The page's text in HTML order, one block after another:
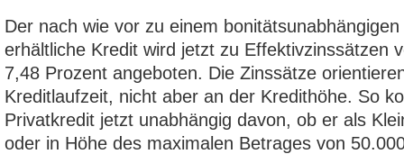
Der nach wie vor zu einem bonitätsunabhängigen
erhältliche Kredit wird jetzt zu Effektivzinssätzen
7,48 Prozent angeboten. Die Zinssätze
Kreditlaufzeit, nicht aber an der Kredithöhe. So
Privatkredit jetzt unabhängig davon, ob er als
oder in Höhe des maximalen Betrages von